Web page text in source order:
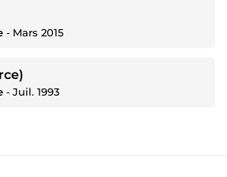
‐ Mars 2015
‐ Juil. 1993